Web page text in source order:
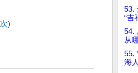
次)
53.
“吉
54.
从
55.
海